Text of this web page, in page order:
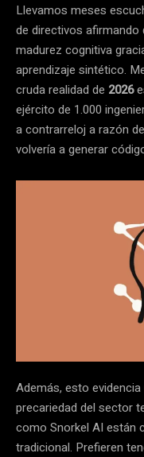
Llevamos meses
de directivos
madurez cognitiva
aprendizaje sintético.
cruda realidad de 2026
ejército de 1.000
a contrarreloj a razón
volvería a generar
Además, esto
precariedad del sector
como Snorkel AI están
tradicional. Prefieren